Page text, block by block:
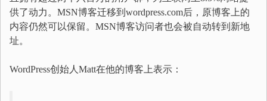
供了动力。MSN博客迁移到wordpress.com后，原博客上的
内容仍然可以保留。MSN博客访问者也会被自动转到新地
址。
WordPress创始人Matt在他的博客上表示：